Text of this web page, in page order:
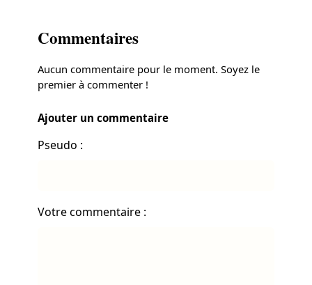
Commentaires
Aucun commentaire pour le moment. Soyez le
premier à commenter !
Ajouter un commentaire
Pseudo :
Votre commentaire :